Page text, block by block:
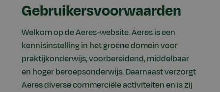
Gebruikersvoorwaarden
Welkom op de Aeres-website. Aeres is een
kennisinstelling in het groene domein voor
praktijkonderwijs, voorbereidend, middelbaar
en hoger beroepsonderwijs. Daarnaast verzorgt
Aeres diverse commerciële activiteiten en is zij